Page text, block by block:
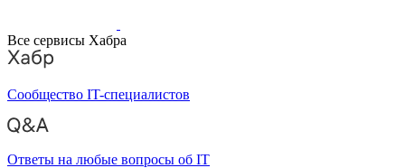
Все сервисы Хабра
Сообщество IT-специалистов
Ответы на любые вопросы об IT